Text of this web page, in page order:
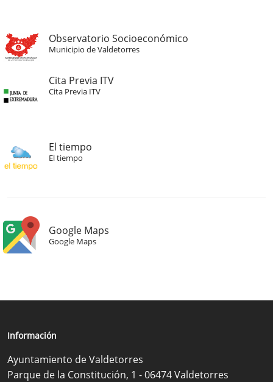
Observatorio Socioeconómico
Municipio de Valdetorres
Cita Previa ITV
Cita Previa ITV
El tiempo
El tiempo
Google Maps
Google Maps
Información
Ayuntamiento de Valdetorres
Parque de la Constitución, 1 - 06474 Valdetorres